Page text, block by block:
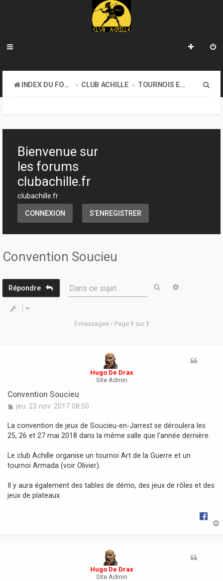
INDEX DU FORUM CLUB ACHILLE TOURNOIS ET EVENEMENTS
h
Bienvenue sur
les forums
clubachille.fr
clubachille.fr
CONNEXION S’ENREGISTRER
Convention Soucieu
Répondre Dans ce sujet… Rechercher
5 messages • Page 1 sur 1
Hugo De Drax
Site Admin
Convention Soucieu
M
s
s
a
e
jeu. 23 nov. 2017 08:50
La convention de jeux de Soucieu-en-Jarrest se déroulera les
25, 26 et 27 mai 2018 dans la même salle que l'année dernière.
Le club Achille organise un tournoi Art de la Guerre et un
tournoi Armada (voir Olivier).
Il y aura également des tables de démo, des jeux de rôles et des
jeux de plateaux.
Hugo De Drax
Site Admin